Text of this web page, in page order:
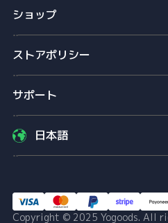
oショップ
ストアポリシー
サポート
日本語
Copyright © 2025 Yogoods. All